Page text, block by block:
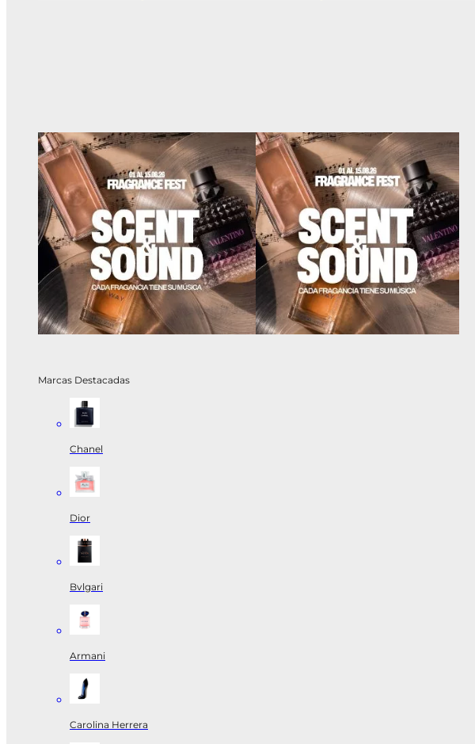
Marcas Destacadas
Chanel
Dior
Bvlgari
Armani
Carolina Herrera